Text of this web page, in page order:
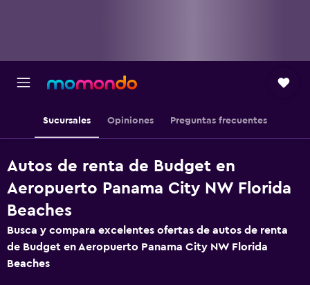
Sucursales Opiniones Preguntas frecuentes
Autos de renta de Budget en
Aeropuerto Panama City NW Florida
Beaches
Busca y compara excelentes ofertas de autos de renta
de Budget en Aeropuerto Panama City NW Florida
Beaches